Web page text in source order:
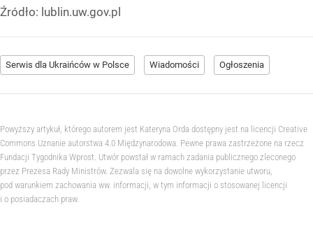
Źródło: lublin.uw.gov.pl
Serwis dla Ukraińców w Polsce Wiadomości Ogłoszenia
Powyższy artykuł, którego autorem jest Kateryna Orda dostępny jest na licencji Creative
Commons Uznanie autorstwa 4.0 Międzynarodowa. Pewne prawa zastrzeżone na rzecz
Fundacji Tygodnika Wprost. Utwór powstał w ramach zadania publicznego zleconego
przez Prezesa Rady Ministrów. Zezwala się na dowolne wykorzystanie utworu,
pod warunkiem zachowania ww. informacji, w tym informacji o stosowanej licencji
i o posiadaczach praw.